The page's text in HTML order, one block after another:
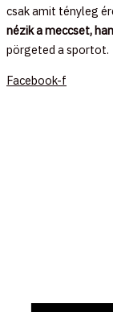
csak amit tényleg
nézik a meccset,
pörgeted a sportot.
Facebook-f